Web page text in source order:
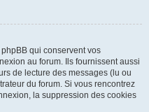
qui conservent vos
au forum. Ils fournissent aussi
de lecture des messages (lu ou
du forum. Si vous rencontrez
la suppression des cookies